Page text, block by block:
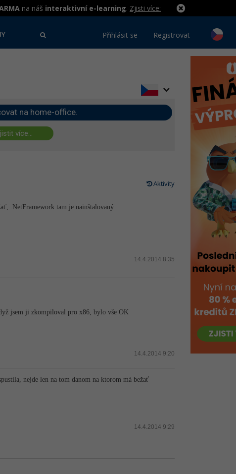
na náš interaktivní e-learning. Zjisti více:
Přihlásit se Registrovat
na home-office.
více...
Aktivity
.NetFramework tam je nainštalovaný
14.4.2014 8:35
jsem ji zkompiloval pro x86, bylo vše OK
14.4.2014 9:20
nejde len na tom danom na ktorom má bežať
14.4.2014 9:29